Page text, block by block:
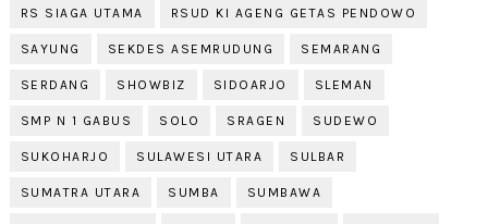
RS SIAGA UTAMA RSUD KI AGENG GETAS PENDOWO
SAYUNG SEKDES ASEMRUDUNG SEMARANG
SERDANG SHOWBIZ SIDOARJO SLEMAN
SMP N 1 GABUS SOLO SRAGEN SUDEWO
SUKOHARJO SULAWESI UTARA SULBAR
SUMATRA UTARA SUMBA SUMBAWA